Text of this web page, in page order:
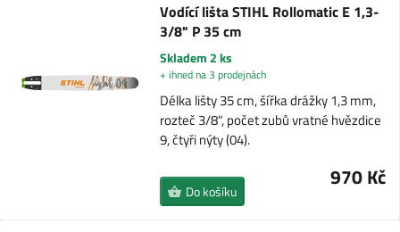
Vodící lišta STIHL Rollomatic E 1,3-
3/8" P 35 cm
Skladem 2 ks
+ ihned na 3 prodejnách
Délka lišty 35 cm, šířka drážky 1,3 mm,
rozteč 3/8", počet zubů vratné hvězdice
9, čtyři nýty (04).
970 Kč
Do košíku